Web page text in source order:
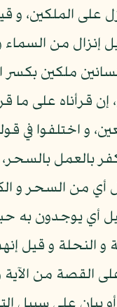
الملكين، و
إنزال من
ملكين بكسر
قرأناه على ما
و اختلفوا في
بالعمل
من السحر و
أي يوجدون به
النحلة و قيل
القصة من